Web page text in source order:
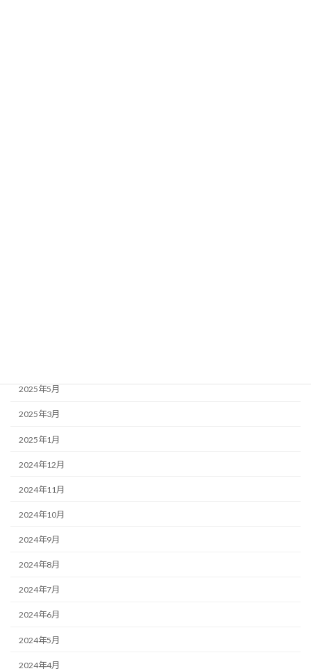
2025年5月
2025年3月
2025年1月
2024年12月
2024年11月
2024年10月
2024年9月
2024年8月
2024年7月
2024年6月
2024年5月
2024年4月